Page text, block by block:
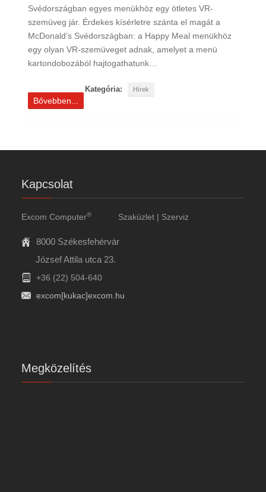
Svédországban egyes menükhöz egy ötletes VR-
szemüveg jár. Érdekes kísérletre szánta el magát a
McDonald’s Svédországban: a Happy Meal menükhöz
egy olyan VR-szemüveget adnak, amelyet a menü
kartondobozából hajtogathatunk…
Kategória: Hírek
Bővebben...
Kapcsolat
Excom Computer® Szaküzlet | Szerviz
8000 Székesfehérvár
József Attila utca 23.
+36 (22) 504-640
excom[kukac]excom.hu
Megközelítés